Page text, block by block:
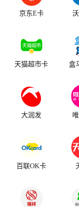
京东E卡
天猫超市卡 盒
大润发
百联OK卡